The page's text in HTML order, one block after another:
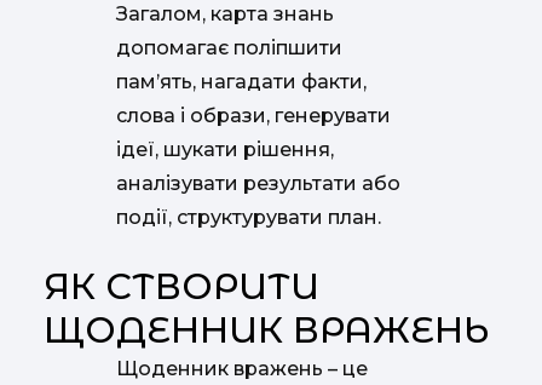
Загалом, карта знань
допомагає поліпшити
пам’ять, нагадати факти,
слова і образи, генерувати
ідеї, шукати рішення,
аналізувати результати або
події, структурувати план.
ЯК СТВОРИТИ
ЩОДЕННИК ВРАЖЕНЬ
Щоденник вражень – це